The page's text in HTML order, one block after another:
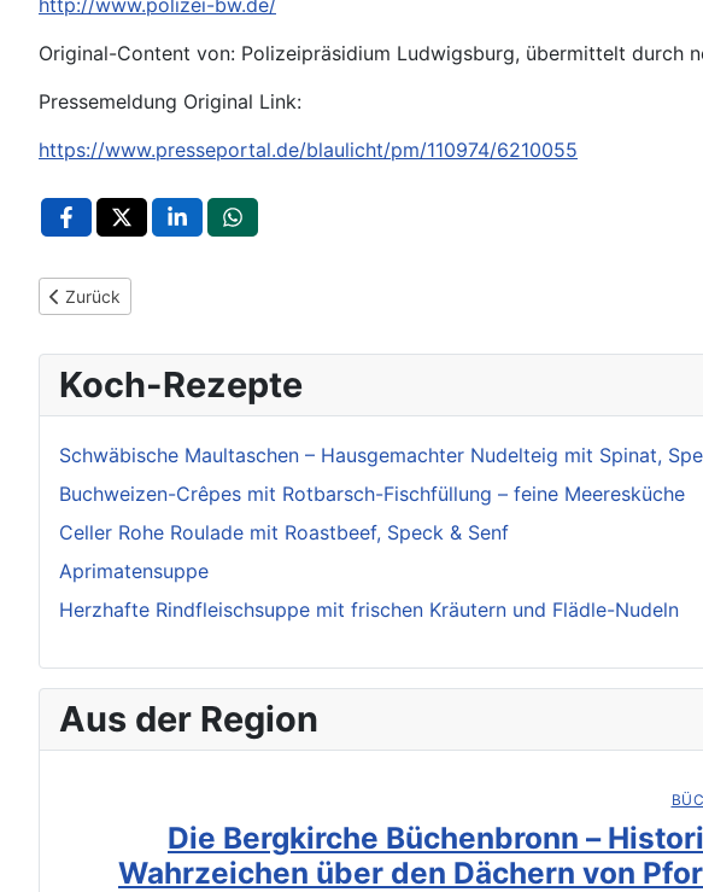
http://www.polizei-bw.de/
Original-Content von: Polizeipräsidium Ludwigsburg, übermittelt durch
Pressemeldung Original Link:
https://www.presseportal.de/blaulicht/pm/110974/6210055
Vorheriger Beitrag: POL-LB: Hemmingen: Unbekannte bestehlen Senior in Wohnung
Zurück
Koch-Rezepte
Schwäbische Maultaschen – Hausgemachter Nudelteig mit Spinat,
Buchweizen-Crêpes mit Rotbarsch-Fischfüllung – feine Meeresküche
Celler Rohe Roulade mit Roastbeef, Speck & Senf
Aprimatensuppe
Herzhafte Rindfleischsuppe mit frischen Kräutern und Flädle-Nudeln
Aus der Region
Die Bergkirche Büchenbronn –
Wahrzeichen über den Dächern von